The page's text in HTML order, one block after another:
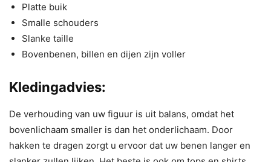
Platte buik
Smalle schouders
Slanke taille
Bovenbenen, billen en dijen zijn voller
Kledingadvies:
De verhouding van uw figuur is uit balans, omdat het
bovenlichaam smaller is dan het onderlichaam. Door
hakken te dragen zorgt u ervoor dat uw benen langer en